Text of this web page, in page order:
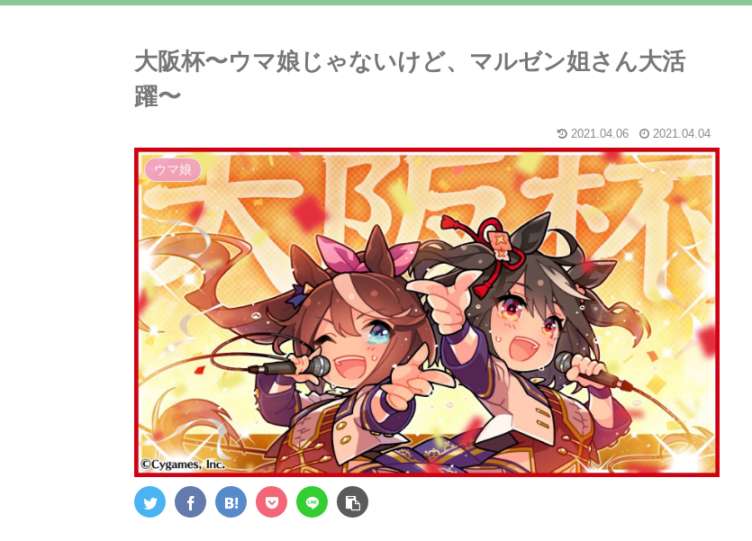
大阪杯〜ウマ娘じゃないけど、マルゼン姐さん大活
躍〜
2021.04.06 2021.04.04
ウマ娘